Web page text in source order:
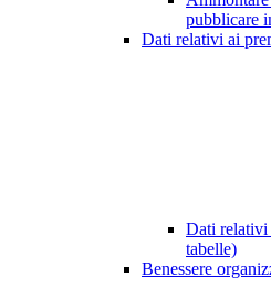
pubblicare
Dati relativi ai
Dati relativi
tabelle)
Benessere